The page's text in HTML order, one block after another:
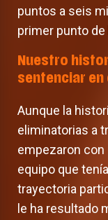
puntos a seis
primer punto
Nuestro
sentenciar
Aunque la
eliminatorias a
empezaron con
equipo que
trayectoria
le ha resultado